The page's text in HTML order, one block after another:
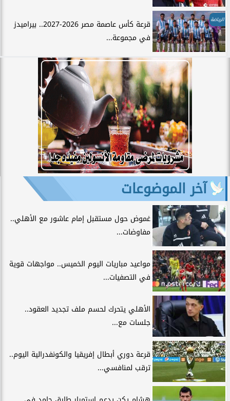
الرياضة
قرعة كأس عاصمة مصر 2026-2027.. بيراميدز
في مجموعة...
آخر الموضوعات
غموض حول مستقبل إمام عاشور مع الأهلي..
مفاوضات...
مواعيد مباريات اليوم الخميس.. مواجهات قوية
في التصفيات...
الأهلي يتحرك لحسم ملف تجديد العقود..
جلسات مع...
قرعة دوري أبطال إفريقيا والكونفدرالية اليوم..
ترقب لمنافسي...